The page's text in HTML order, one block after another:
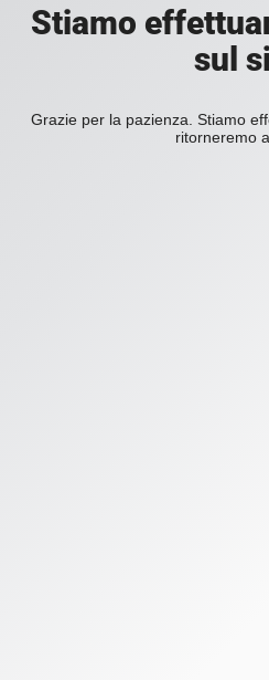
Stiamo
sul
Grazie per la pazienza. Stiamo
ritorneremo